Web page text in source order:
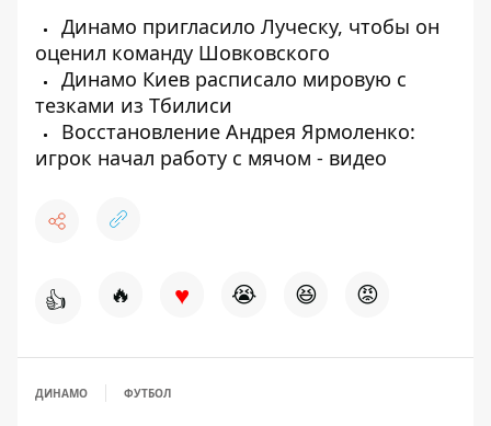
Динамо пригласило Луческу, чтобы он
оценил команду Шовковского
Динамо Киев расписало мировую с
тезками из Тбилиси
Восстановление Андрея Ярмоленко:
игрок начал работу с мячом - видео
👍 🔥 ♥ 😭 😆 😡
ДИНАМО ФУТБОЛ